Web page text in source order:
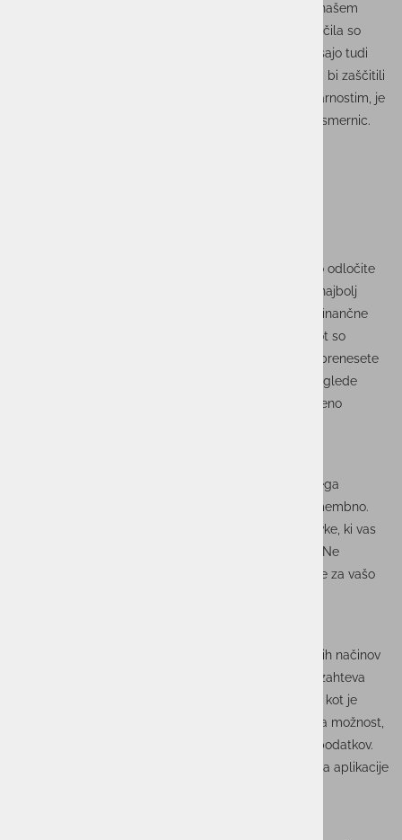
komunikacijo, ampak so postali ključni pripomočki v našem
vsakdanjem življenju, tudi pri plačevanju. Mobilna plačila so
hitra, enostavna in izjemno priročna, vendar pa prinašajo tudi
določena tveganja, predvsem kibernetske narave. Da bi zaščitili
svoje finančne podatke in se izognili morebitnim nevarnostim, je
pomembno, da upoštevate nekaj ključnih varnostnih smernic.
Pri izbiri aplikacij za mobilno plačevanje se vedno odločite
za preizkušene in zaupanja vredne storitve. Med najbolj
priporočljivimi so aplikacije, ki jih ponujajo znane finančne
ustanove ali priznani ponudniki mobilnih plačil, kot so
Google Pay, Apple Pay in Samsung Pay. Preden prenesete
katero koli aplikacijo, preverite njene ocene in preglede
drugih uporabnikov, saj boste tako lažje ocenili njeno
Redno posodabljanje operacijskega sistema vašega
telefona in aplikacij za plačevanje je izjemno pomembno.
Posodobitve pogosto vsebujejo varnostne popravke, ki vas
ščitijo pred najnovejšimi kibernetskimi grožnjami. Ne
zanemarjajte teh posodobitev, saj so lahko ključne za vašo
Dvofaktorska avtentikacija je eden najučinkovitejših načinov
za zaščito vaših finančnih podatkov. Poleg gesla zahteva
tudi vnos dodatnega avtentikacijskega elementa, kot je
koda, poslana na vaš telefon. To bistveno zmanjša možnost,
da bi nepooblaščene osebe dostopale do vaših podatkov.
Če je možnost 2FA na voljo, jo vedno omogočite za aplikacije